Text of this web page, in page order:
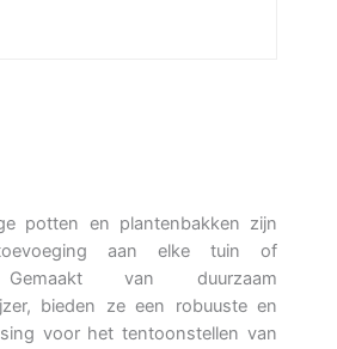
potten en plantenbakken zijn
aan elke tuin of
Gemaakt van duurzaam
bieden ze een robuuste en
voor het tentoonstellen van